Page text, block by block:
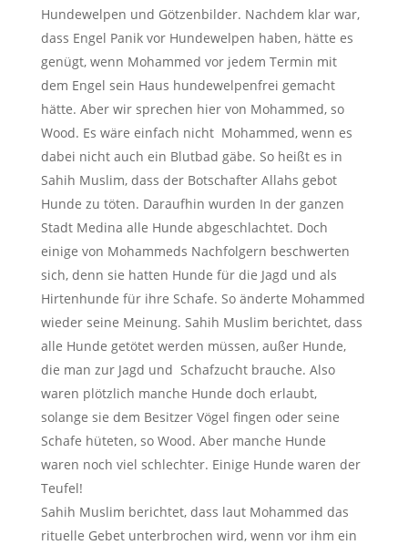
Hundewelpen und Götzenbilder. Nachdem klar war,
dass Engel Panik vor Hundewelpen haben, hätte es
genügt, wenn Mohammed vor jedem Termin mit
dem Engel sein Haus hundewelpenfrei gemacht
hätte. Aber wir sprechen hier von Mohammed, so
Wood. Es wäre einfach nicht Mohammed, wenn es
dabei nicht auch ein Blutbad gäbe. So heißt es in
Sahih Muslim, dass der Botschafter Allahs gebot
Hunde zu töten. Daraufhin wurden In der ganzen
Stadt Medina alle Hunde abgeschlachtet. Doch
einige von Mohammeds Nachfolgern beschwerten
sich, denn sie hatten Hunde für die Jagd und als
Hirtenhunde für ihre Schafe. So änderte Mohammed
wieder seine Meinung. Sahih Muslim berichtet, dass
alle Hunde getötet werden müssen, außer Hunde,
die man zur Jagd und Schafzucht brauche. Also
waren plötzlich manche Hunde doch erlaubt,
solange sie dem Besitzer Vögel fingen oder seine
Schafe hüteten, so Wood. Aber manche Hunde
waren noch viel schlechter. Einige Hunde waren der
Teufel!
Sahih Muslim berichtet, dass laut Mohammed das
rituelle Gebet unterbrochen wird, wenn vor ihm ein